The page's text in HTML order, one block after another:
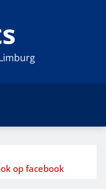
op facebook